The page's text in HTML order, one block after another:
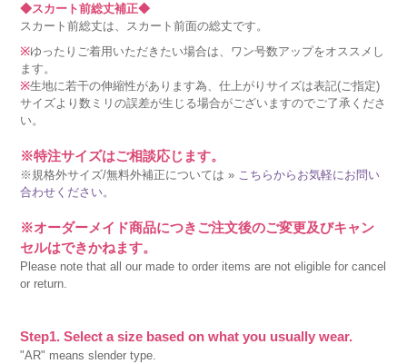
◆スカート前総丈補正◆
スカート前総丈は、スカート前面の総丈です。
※ゆったりご着用いただきたい場合は、ワン号数アップをオススメし
ます。
※生地に若干の伸縮性があります為、仕上がりサイズは表記(ご指定)
サイズより数ミリの誤差が生じる場合がございますのでご了承くださ
い。
※特注サイズはご相談応じます。
※規格外サイズ/無料外補正については » こちらからお気軽にお問い
合わせください。
※オーダーメイド商品につきご注文後のご変更及びキャン
セルはできかねます。
Please note that all our made to order items are not eligible for cancel
or return.
Step1. Select a size based on what you usually wear.
"AR" means slender type.